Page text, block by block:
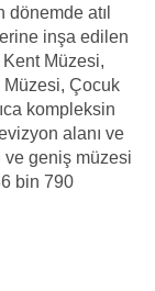
atıl
inşa edilen
Müzesi,
Müzesi, Çocuk
kompleksin
alanı ve
ve geniş müzesi
bin 790